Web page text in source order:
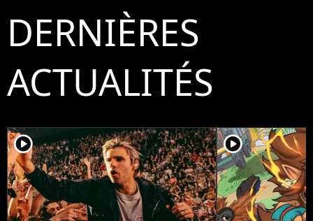
DERNIÈRES
ACTUALITÉS
player2 player2